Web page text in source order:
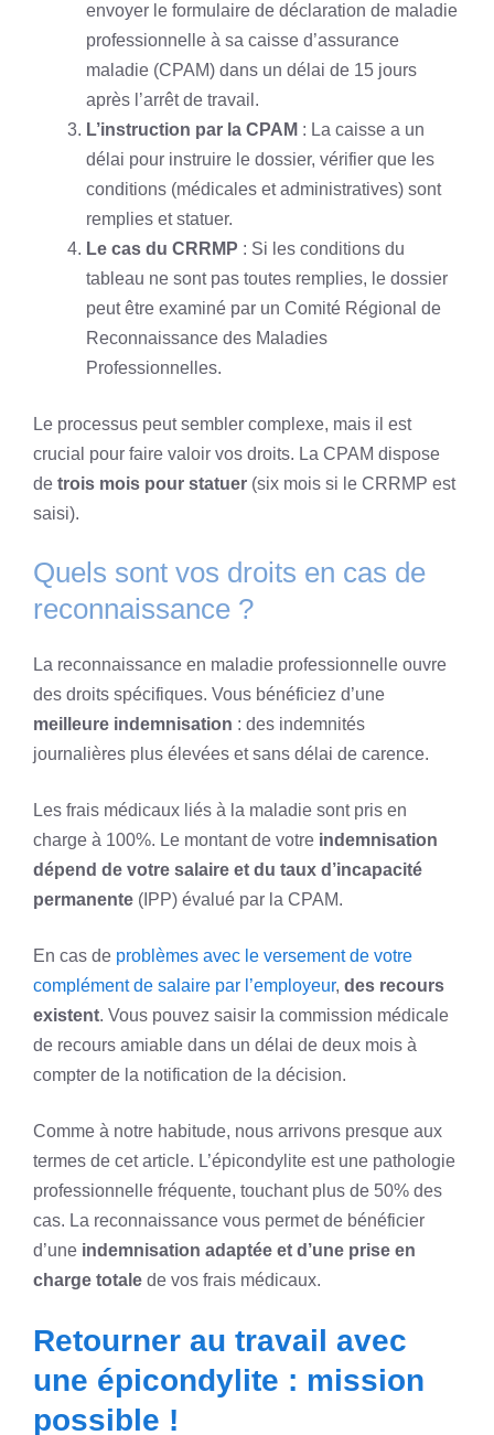
envoyer le formulaire de déclaration de maladie
professionnelle à sa caisse d’assurance
maladie (CPAM) dans un délai de 15 jours
après l’arrêt de travail.
L’instruction par la CPAM : La caisse a un
délai pour instruire le dossier, vérifier que les
conditions (médicales et administratives) sont
remplies et statuer.
Le cas du CRRMP : Si les conditions du
tableau ne sont pas toutes remplies, le dossier
peut être examiné par un Comité Régional de
Reconnaissance des Maladies
Professionnelles.
Le processus peut sembler complexe, mais il est
crucial pour faire valoir vos droits. La CPAM dispose
de trois mois pour statuer (six mois si le CRRMP est
saisi).
Quels sont vos droits en cas de
reconnaissance ?
La reconnaissance en maladie professionnelle ouvre
des droits spécifiques. Vous bénéficiez d’une
meilleure indemnisation : des indemnités
journalières plus élevées et sans délai de carence.
Les frais médicaux liés à la maladie sont pris en
charge à 100%. Le montant de votre indemnisation
dépend de votre salaire et du taux d’incapacité
permanente (IPP) évalué par la CPAM.
En cas de problèmes avec le versement de votre
complément de salaire par l’employeur, des recours
existent. Vous pouvez saisir la commission médicale
de recours amiable dans un délai de deux mois à
compter de la notification de la décision.
Comme à notre habitude, nous arrivons presque aux
termes de cet article. L’épicondylite est une pathologie
professionnelle fréquente, touchant plus de 50% des
cas. La reconnaissance vous permet de bénéficier
d’une indemnisation adaptée et d’une prise en
charge totale de vos frais médicaux.
Retourner au travail avec
une épicondylite : mission
possible !